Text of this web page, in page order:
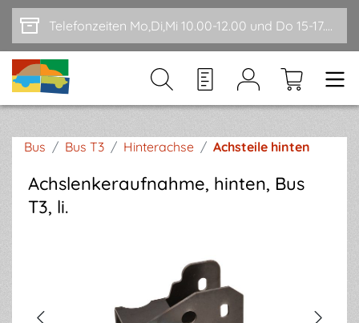
Zum Hauptinhalt springen Telefonzeiten Mo,Di,Mi 10.00-12.00 und Do 15-17.00
Bus / Bus T3 / Hinterachse / Achsteile hinten
Achslenkeraufnahme, hinten, Bus
T3, li.